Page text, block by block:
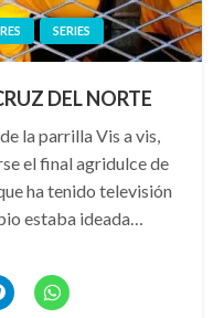
SERIES
DEL NORTE
la parrilla Vis a vis,
el final agridulce de
ha tenido televisión
estaba ideada…